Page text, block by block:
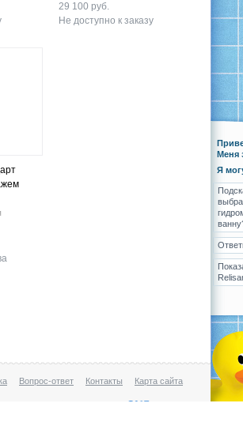
29 100 руб.
Не доступно к заказу
Вопрос-ответ Контакты Карта сайта
Меня
Я